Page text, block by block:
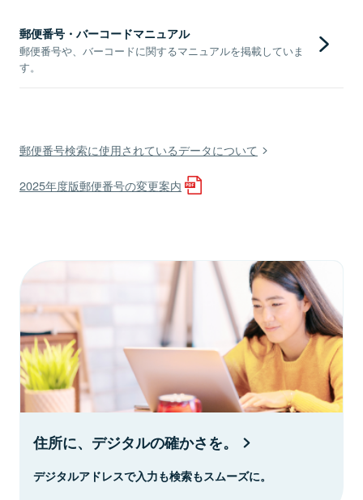
郵便番号・バーコードマニュアル
郵便番号や、バーコードに関するマニュアルを掲載していま
す。
郵便番号検索に使用されているデータについて
2025年度版郵便番号の変更案内
住所に、デジタルの確かさを。
デジタルアドレスで入力も検索もスムーズに。